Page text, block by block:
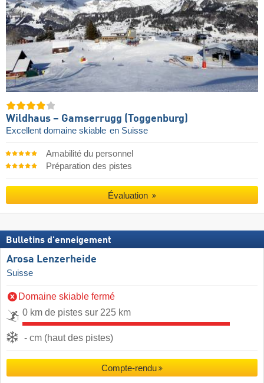
Wildhaus – Gamserrugg (Toggenburg)
Excellent domaine skiable en Suisse
Amabilité du personnel
Préparation des pistes
Évaluation
Bulletins d'enneigement
Arosa Lenzerheide
Suisse
Domaine skiable fermé
0 km de pistes sur 225 km
- cm (haut des pistes)
Compte-rendu